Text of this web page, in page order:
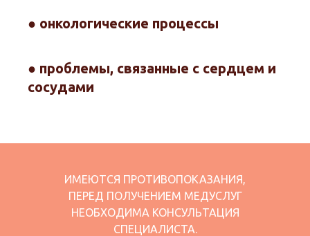
● онкологические процессы
● проблемы, связанные с сердцем и
сосудами
ИМЕЮТСЯ ПРОТИВОПОКАЗАНИЯ,
ПЕРЕД ПОЛУЧЕНИЕМ МЕДУСЛУГ
НЕОБХОДИМА КОНСУЛЬТАЦИЯ
СПЕЦИАЛИСТА.